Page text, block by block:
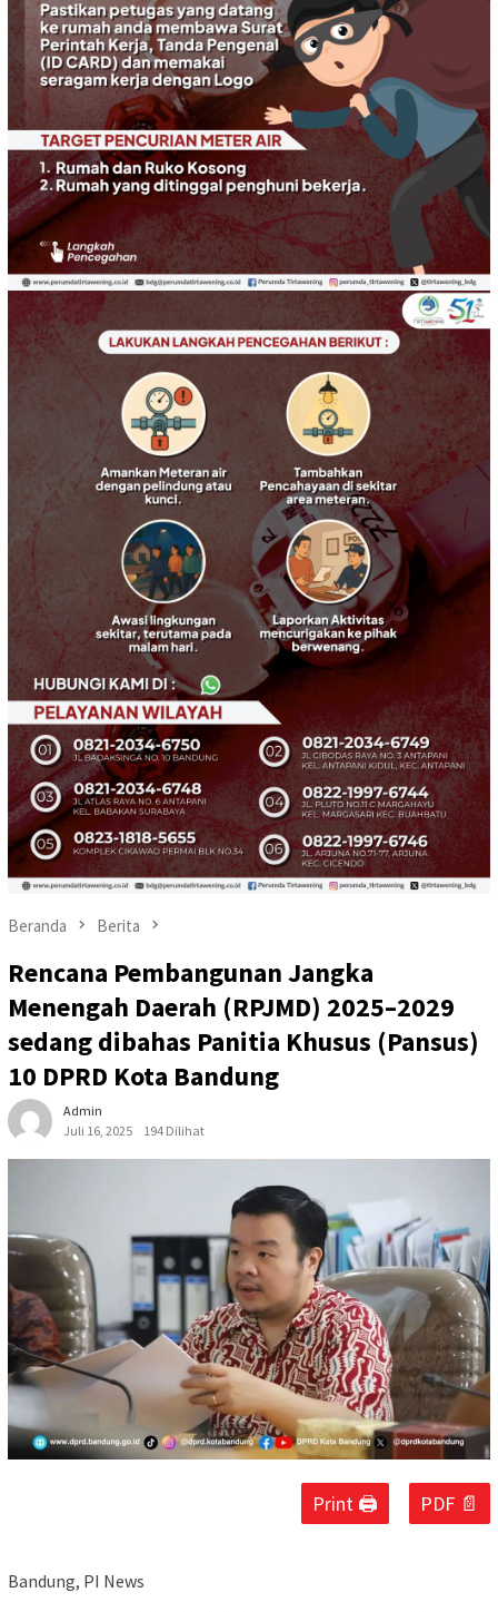
Beranda Berita
Rencana Pembangunan Jangka
Menengah Daerah (RPJMD) 2025–2029
sedang dibahas Panitia Khusus (Pansus)
10 DPRD Kota Bandung
Admin
Juli 16, 2025
194 Dilihat
Print 🖨 PDF 📄
Bandung, PI News